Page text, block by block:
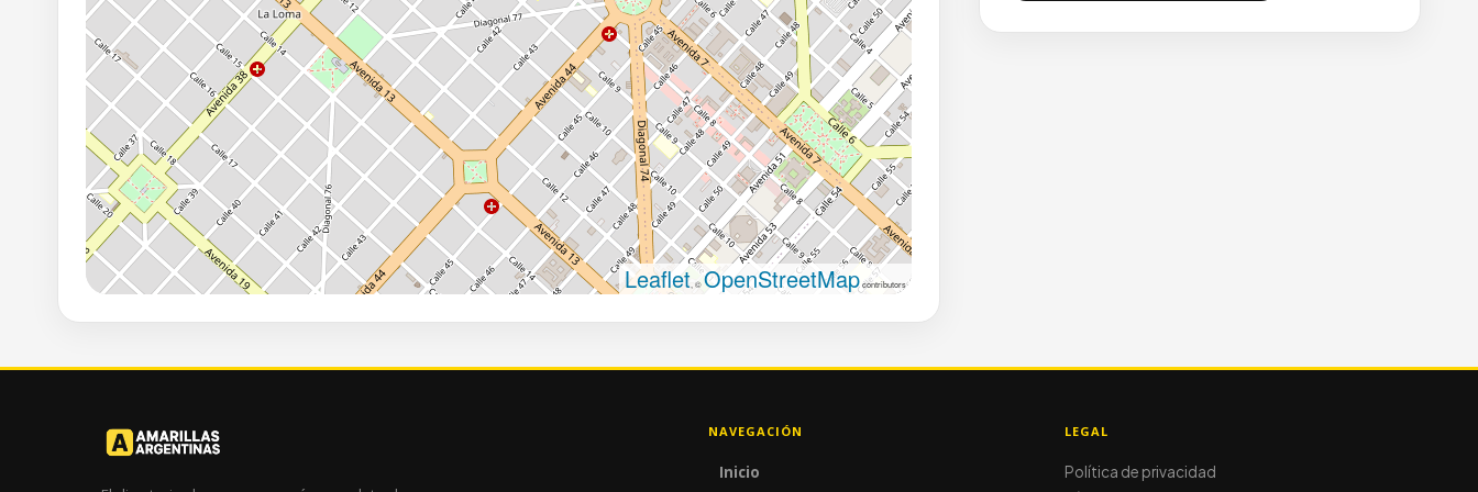
Leaflet , ©OpenStreetMapcontributors
NAVEGACIÓN
Inicio
LEGAL
Política de privacidad